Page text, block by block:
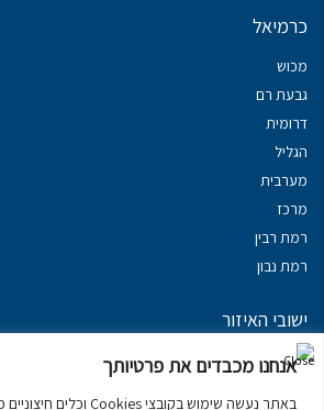
אנחנו מכבדים את פרטיותך
כרמיאל
מכוש
גבעת רם
דרומית
הגליל
מערבית
מרכז
רמת רבין
רמת נבון
ישובי האיזור
נכסים במשגב